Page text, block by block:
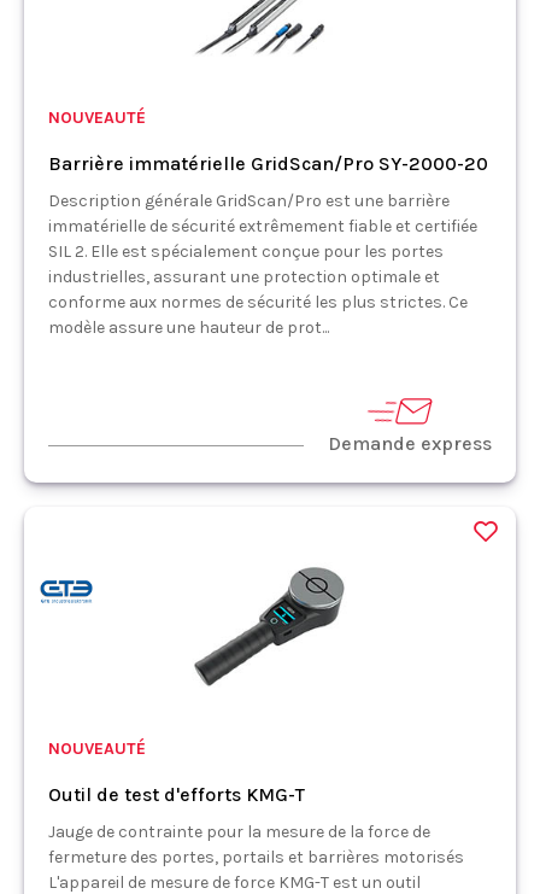
NOUVEAUTÉ
Barrière immatérielle GridScan/Pro SY-2000-20
Description générale GridScan/Pro est une barrière
immatérielle de sécurité extrêmement fiable et certifiée
SIL 2. Elle est spécialement conçue pour les portes
industrielles, assurant une protection optimale et
conforme aux normes de sécurité les plus strictes. Ce
modèle assure une hauteur de prot...
Demande express
NOUVEAUTÉ
Outil de test d'efforts KMG-T
Jauge de contrainte pour la mesure de la force de
fermeture des portes, portails et barrières motorisés
L'appareil de mesure de force KMG-T est un outil